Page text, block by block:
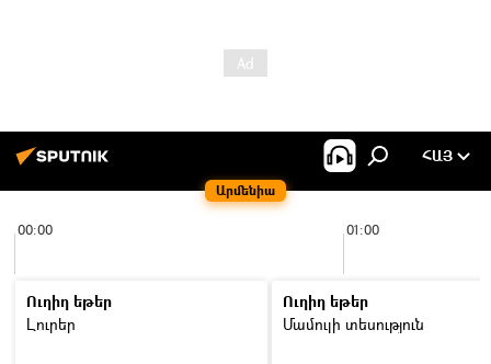
Արմենիա
ՀԱՅ
00:00 01:00
Ուղիղ եթեր
Լուրեր
Ուղիղ եթեր
Մամուլի տեսություն